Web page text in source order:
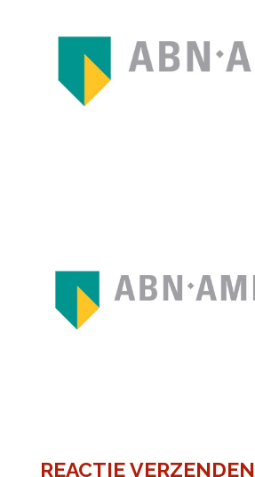
REACTIE VERZENDEN